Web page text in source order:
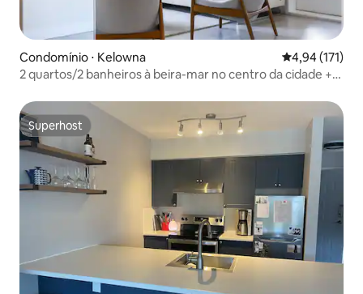
Condomínio ⋅ Kelowna 4,94 de uma
4,94 (171)
2 quartos/2 banheiros à beira-mar no centro da cidade +
Superhost
Superhost